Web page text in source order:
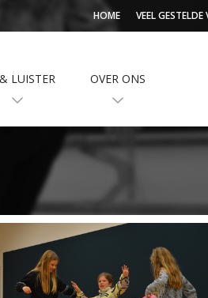
HOME VEEL GESTELDE
LUISTER OVER ONS